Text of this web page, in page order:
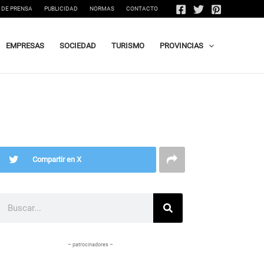
PRENSA PUBLICIDAD NORMAS CONTACTO
EMPRESAS SOCIEDAD TURISMO PROVINCIAS
Compartir en X
– patrocinadores –